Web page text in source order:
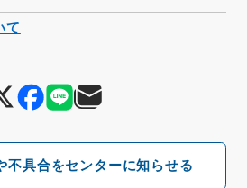
不具合をセンターに知らせる
て